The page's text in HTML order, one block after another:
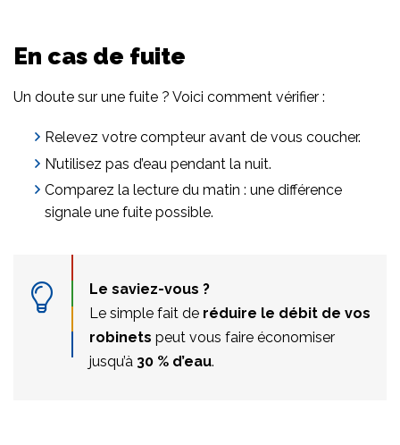
En cas de fuite
Un doute sur une fuite ? Voici comment vérifier :
Relevez votre compteur avant de vous coucher.
N’utilisez pas d’eau pendant la nuit.
Comparez la lecture du matin : une différence
signale une fuite possible.
Le saviez-vous ?
Le simple fait de réduire le débit de vos
robinets peut vous faire économiser
jusqu’à 30 % d’eau.